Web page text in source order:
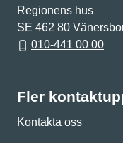
Regionens hus
SE 462 80
010-441 00 00
Fler
Kontakta oss